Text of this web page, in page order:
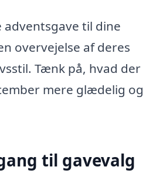
til dine
overvejelse af deres
Tænk på, hvad der
mere glædelig og
til gavevalg